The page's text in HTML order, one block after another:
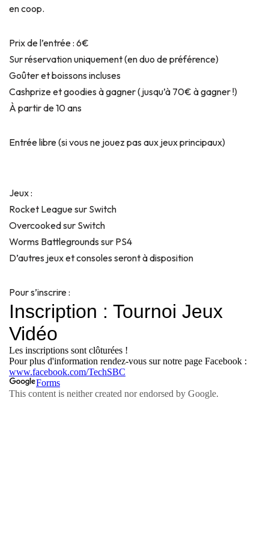
en coop.
Prix de l’entrée : 6€
Sur réservation uniquement (en duo de préférence)
Goûter et boissons incluses
Cashprize et goodies à gagner (jusqu’à 70€ à gagner !)
À partir de 10 ans
Entrée libre (si vous ne jouez pas aux jeux principaux)
Jeux :
Rocket League sur Switch
Overcooked sur Switch
Worms Battlegrounds sur PS4
D’autres jeux et consoles seront à disposition
Pour s’inscrire :